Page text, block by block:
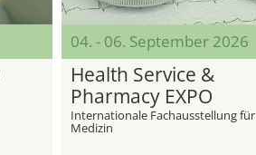
04. - 06. September 2026
Health Service &
Pharmacy EXPO
Internationale Fachausstellung für
Medizin